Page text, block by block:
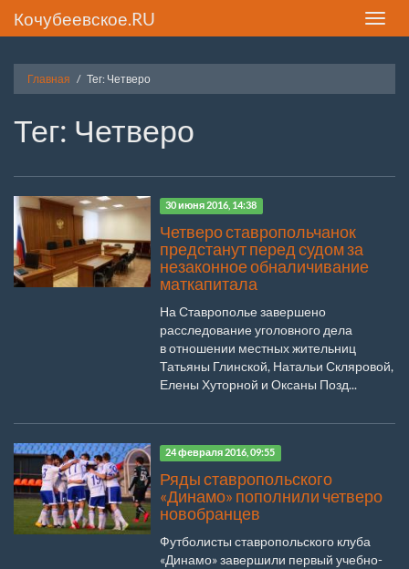
Toggle
Кочубеевское.RU
Главная Тег: Четверо
Тег: Четверо
30 июня 2016, 14:38
Четверо ставропольчанок
предстанут перед судом за
незаконное обналичивание
маткапитала
На Ставрополье завершено
расследование уголовного дела
в отношении местных жительниц
Татьяны Глинской, Натальи Скляровой,
Елены Хуторной и Оксаны Позд...
24 февраля 2016, 09:55
Ряды ставропольского
«Динамо» пополнили четверо
новобранцев
Футболисты ставропольского клуба
«Динамо» завершили первый учебно-